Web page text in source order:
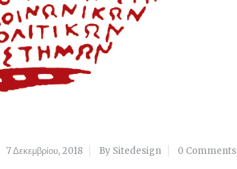
7 Δεκεμβρίου, 2018 By Sitedesign 0 Comments